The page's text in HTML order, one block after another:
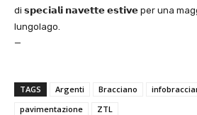
di 𝘀𝗽𝗲𝗰𝗶𝗮𝗹𝗶 𝗻𝗮𝘃𝗲𝘁𝘁𝗲 𝗲𝘀𝘁𝗶𝘃𝗲 per una
lungolago.
—
TAGS Argenti Bracciano
pavimentazione
ZTL